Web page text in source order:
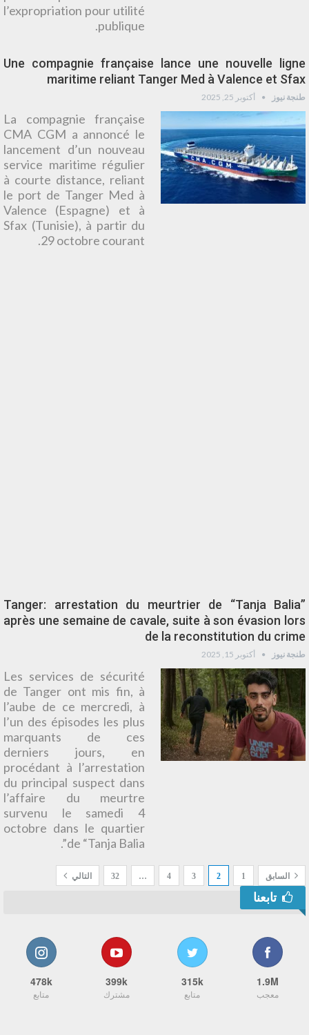
l’expropriation pour utilité
publique.
Une compagnie française lance une nouvelle ligne
maritime reliant Tanger Med à Valence et Sfax
طنجة نيوز أكتوبر 25, 2025
La compagnie française
CMA CGM a annoncé le
lancement d’un nouveau
service maritime régulier
à courte distance, reliant
le port de Tanger Med à
Valence (Espagne) et à
Sfax (Tunisie), à partir du
29 octobre courant.
Tanger: arrestation du meurtrier de “Tanja Balia”
après une semaine de cavale, suite à son évasion lors
de la reconstitution du crime
طنجة نيوز أكتوبر 15, 2025
Les services de sécurité
de Tanger ont mis fin, à
l’aube de ce mercredi, à
l’un des épisodes les plus
marquants de ces
derniers jours, en
procédant à l’arrestation
du principal suspect dans
l’affaire du meurtre
survenu le samedi 4
octobre dans le quartier
de “Tanja Balia”.
السابق 1
2
3
4
…
32 التالي
تابعنا
1.9M
معجب
315k
متابع
399k
مشترك
478k
متابع